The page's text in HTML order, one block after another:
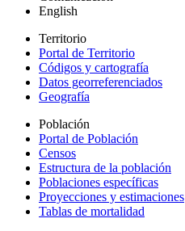
English
Territorio
Portal de Territorio
Códigos y cartografía
Datos georreferenciados
Geografía
Población
Portal de Población
Censos
Estructura de la población
Poblaciones específicas
Proyecciones y estimaciones
Tablas de mortalidad